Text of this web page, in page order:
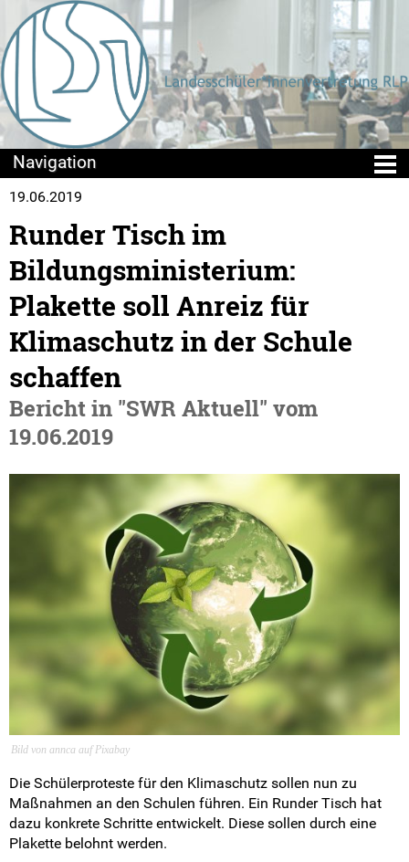
Die LSV
Positionen & Lesestoff
Beschlusslage
Stellungnahmen
Publikationen
Pressemitteilungen
Mach mit!
SV-Arbeit vor Ort
Du hast Recht(e)
Weitersurfen
Termine
Shop
Kontakt
Intern
19.06.2019
Runder Tisch im
Bildungsministerium:
Plakette soll Anreiz für
Klimaschutz in der Schule
schaffen
Bericht in "SWR Aktuell" vom
19.06.2019
Bild von annca auf Pixabay
Die Schülerproteste für den Klimaschutz sollen nun zu
Maßnahmen an den Schulen führen. Ein Runder Tisch hat
dazu konkrete Schritte entwickelt. Diese sollen durch eine
Plakette belohnt werden.